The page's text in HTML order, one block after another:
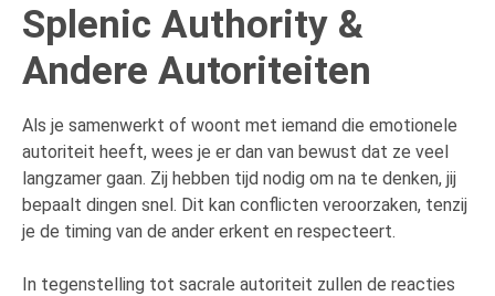
Splenic Authority &
Andere Autoriteiten
Als je samenwerkt of woont met iemand die emotionele
autoriteit heeft, wees je er dan van bewust dat ze veel
langzamer gaan. Zij hebben tijd nodig om na te denken, jij
bepaalt dingen snel. Dit kan conflicten veroorzaken, tenzij
je de timing van de ander erkent en respecteert.
In tegenstelling tot sacrale autoriteit zullen de reacties